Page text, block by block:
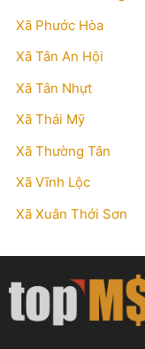
Xã Phước Hòa
Xã Tân An Hội
Xã Tân Nhựt
Xã Thái Mỹ
Xã Thường Tân
Xã Vĩnh Lộc
Xã Xuân Thới Sơn